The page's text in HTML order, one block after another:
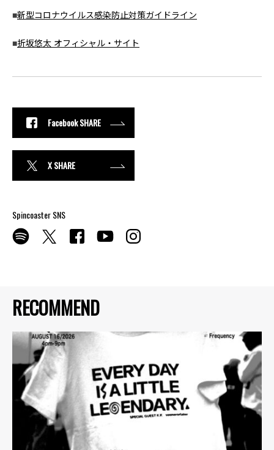
RECOMMEND
■新型コロナウイルス感染防止対策ガイドライン
■折坂悠太 オフィシャル・サイト
Facebook SHARE
X SHARE
Spincoaster SNS